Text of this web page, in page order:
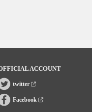
ACCOUNT
twitter
Facebook